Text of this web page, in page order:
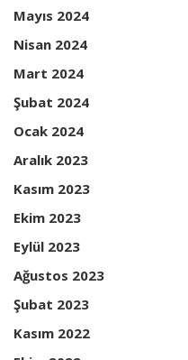
Mayıs 2024
Nisan 2024
Mart 2024
Şubat 2024
Ocak 2024
Aralık 2023
Kasım 2023
Ekim 2023
Eylül 2023
Ağustos 2023
Şubat 2023
Kasım 2022